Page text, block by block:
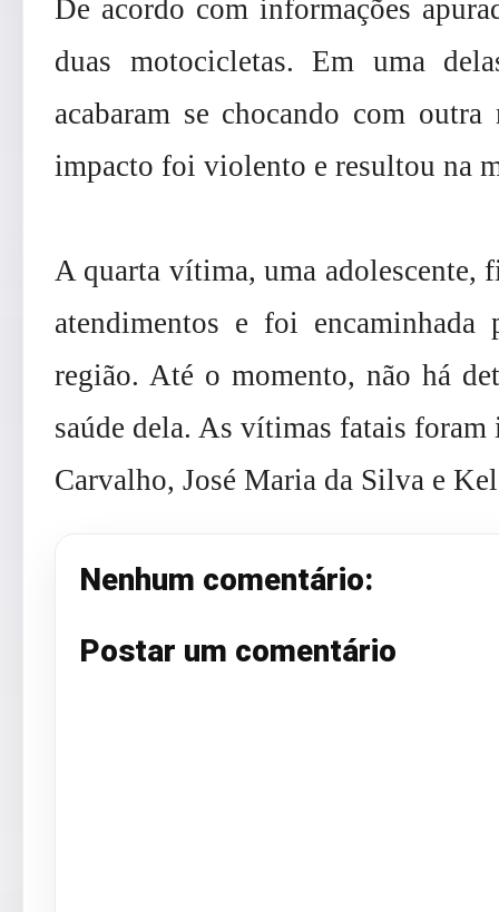
De acordo com informações
duas motocicletas. Em uma
acabaram se chocando com
impacto foi violento e resultou na
A quarta vítima, uma adolescente,
atendimentos e foi
região. Até o momento, não há
saúde dela. As vítimas fatais
Carvalho, José Maria da Silva e
Nenhum comentário:
Postar um comentário